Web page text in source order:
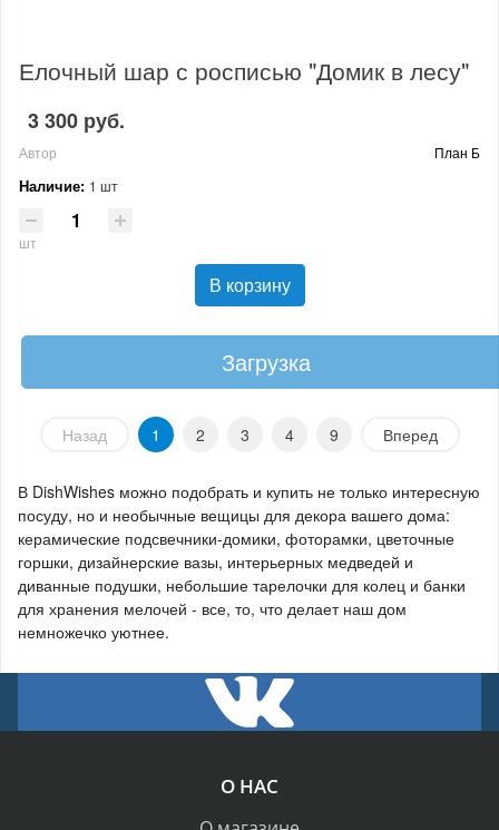
Елочный шар с росписью "Домик в лесу"
3 300 руб.
Автор План Б
Наличие: 1 шт
шт
В корзину